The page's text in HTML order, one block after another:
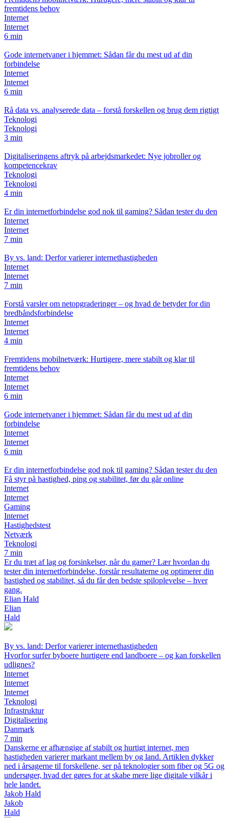
fremtidens behov
Internet
Internet
6 min
Gode internetvaner i hjemmet: Sådan får du mest ud af din
forbindelse
Internet
Internet
6 min
Rå data vs. analyserede data – forstå forskellen og brug dem rigtigt
Teknologi
Teknologi
3 min
Digitaliseringens aftryk på arbejdsmarkedet: Nye jobroller og
kompetencekrav
Teknologi
Teknologi
4 min
Er din internetforbindelse god nok til gaming? Sådan tester du den
Internet
Internet
7 min
By vs. land: Derfor varierer internethastigheden
Internet
Internet
7 min
Forstå varsler om netopgraderinger – og hvad de betyder for din
bredbåndsforbindelse
Internet
Internet
4 min
Fremtidens mobilnetværk: Hurtigere, mere stabilt og klar til
fremtidens behov
Internet
Internet
6 min
Gode internetvaner i hjemmet: Sådan får du mest ud af din
forbindelse
Internet
Internet
6 min
Er din internetforbindelse god nok til gaming? Sådan tester du den
Få styr på hastighed, ping og stabilitet, før du går online
Internet
Internet
Gaming
Internet
Hastighedstest
Netværk
Teknologi
7 min
Er du træt af lag og forsinkelser, når du gamer? Lær hvordan du
tester din internetforbindelse, forstår resultaterne og optimerer din
hastighed og stabilitet, så du får den bedste spiloplevelse – hver
gang.
Elian Hald
Elian
Hald
By vs. land: Derfor varierer internethastigheden
Hvorfor surfer byboere hurtigere end landboere – og kan forskellen
udlignes?
Internet
Internet
Internet
Teknologi
Infrastruktur
Digitalisering
Danmark
7 min
Danskerne er afhængige af stabilt og hurtigt internet, men
hastigheden varierer markant mellem by og land. Artiklen dykker
ned i årsagerne til forskellene, ser på teknologier som fiber og 5G og
undersøger, hvad der gøres for at skabe mere lige digitale vilkår i
hele landet.
Jakob Hald
Jakob
Hald